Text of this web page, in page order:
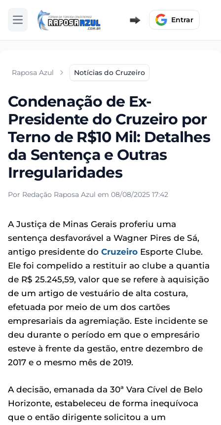
Abrir menu Entrar
Raposa Azul Notícias do Cruzeiro
Condenação de Ex-
Presidente do Cruzeiro por
Terno de R$10 Mil: Detalhes
da Sentença e Outras
Irregularidades
Por Redação Raposa Azul em 08/08/2025 17:42
A Justiça de Minas Gerais proferiu uma
sentença desfavorável a Wagner Pires de Sá,
antigo presidente do Cruzeiro Esporte Clube.
Ele foi compelido a restituir ao clube a quantia
de R$ 25.245,59, valor que se refere à aquisição
de um artigo de vestuário de alta costura,
efetuada por meio de um dos cartões
empresariais da agremiação. Este incidente se
deu durante o período em que o empresário
esteve à frente da gestão, entre dezembro de
2017 e o mesmo mês de 2019.
A decisão, emanada da 30ª Vara Cível de Belo
Horizonte, estabeleceu de forma inequívoca
que o então dirigente solicitou a um